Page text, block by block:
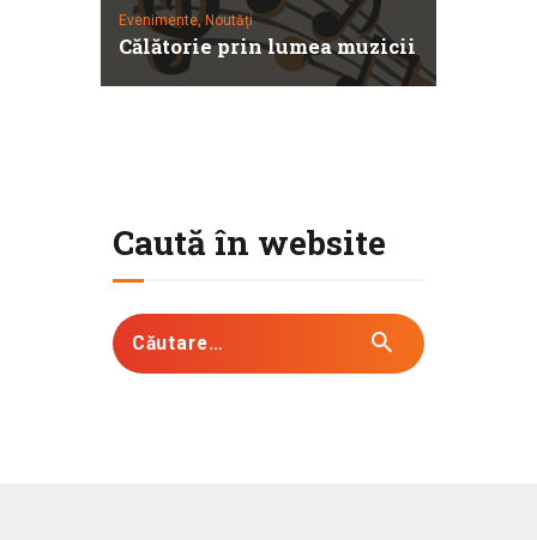
Evenimente,Noutăți
Călătorie prin lumea muzicii
Caută în website